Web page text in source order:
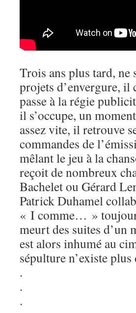
Trois ans plus tard, ne
projets d’envergure,
passe à la régie
il s’occupe, un
assez vite, il retrouve
commandes de
mêlant le jeu à la
reçoit de nombreux
Bachelet ou Gérard
Patrick Duhamel
« I comme… »
meurt des suites d’un
est alors inhumé au
sépulture n’existe
.
.
.